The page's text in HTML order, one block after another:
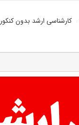
کارشناسی ارشد بدون کنکور